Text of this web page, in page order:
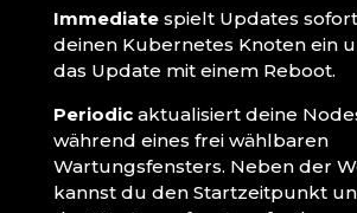
Immediatespielt Updates
deinen Kubernetes Knoten ein
das Update mit einem Reboot.
Periodicaktualisiert deine
während eines frei wählbaren
Wartungsfensters. Neben der
kannst du den Startzeitpunkt